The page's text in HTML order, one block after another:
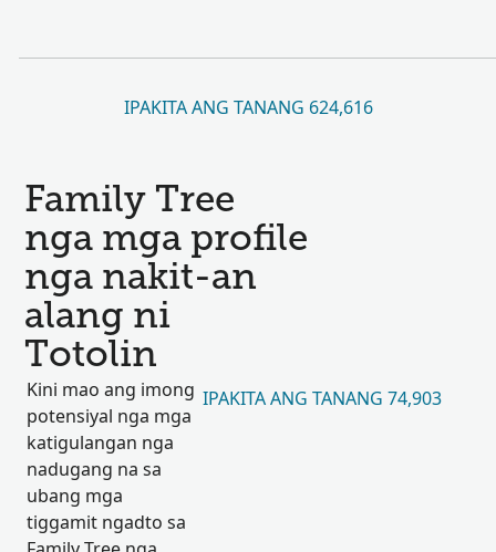
IPAKITA ANG TANANG 624,616
Family Tree
nga mga profile
nga nakit-an
alang ni
Totolin
Kini mao ang imong
potensiyal nga mga
katigulangan nga
nadugang na sa
ubang mga
tiggamit ngadto sa
IPAKITA ANG TANANG 74,903